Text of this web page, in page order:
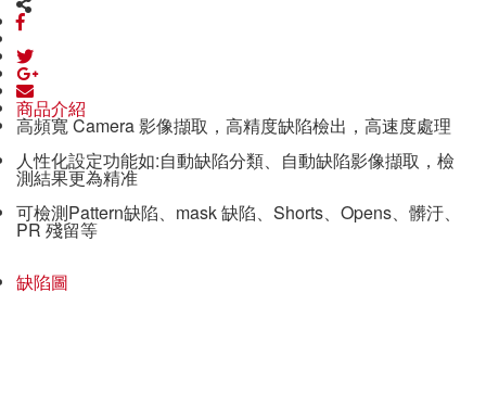
商品介紹
高頻寬 Camera 影像擷取，高精度缺陷檢出，高速度處理
人性化設定功能如:自動缺陷分類、自動缺陷影像擷取，檢
測結果更為精准
可檢測Pattern缺陷、mask 缺陷、Shorts、Opens、髒汙、
PR 殘留等
缺陷圖